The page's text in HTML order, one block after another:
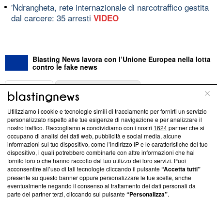
'Ndrangheta, rete internazionale di narcotraffico gestita
dal carcere: 35 arresti VIDEO
Blasting News lavora con l’Unione Europea nella lotta
contro le fake news
ABOUT
Questa sezione offre informazioni trasparenti su Blasting
News, sui nostri processi editoriali e su come ci impegniamo a
creare news di qualità. Inoltre, afferma la nostra aderenza a
‘Trust Project - News with Integrity’Blasting News non è
ancora membro del programma, ma ha richiesto di farne
parte; Trust Project non ha ancora effettuato una verifica di
conformità agli standard.
Utilizziamo i cookie e tecnologie simili di tracciamento per fornirti un servizio
personalizzato rispetto alle tue esigenze di navigazione e per analizzare il
nostro traffico. Raccogliamo e condividiamo con i nostri 1624partner che si
occupano di analisi dei dati web, pubblicità e social media, alcune
informazioni sul tuo dispositivo, come l’indirizzo IP e le caratteristiche del tuo
dispositivo, i quali potrebbero combinarle con altre informazioni che hai
fornito loro o che hanno raccolto dal tuo utilizzo dei loro servizi. Puoi
acconsentire all’uso di tali tecnologie cliccando il pulsante“Accetta tutti”
presente su questo banner oppure personalizzare le tue scelte, anche
eventualmente negando il consenso al trattamento dei dati personali da
parte dei partner terzi, cliccando sul pulsante“Personalizza”.